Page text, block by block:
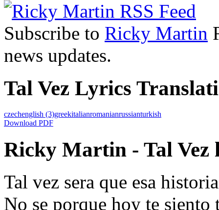
Subscribe to Ricky Martin
news updates.
Tal Vez Lyrics
czechenglish (3)greekitalianromanianrussianturkish
Download PDF
Ricky Martin - Tal Vez
Tal vez sera que esa
No se porque hoy te siento